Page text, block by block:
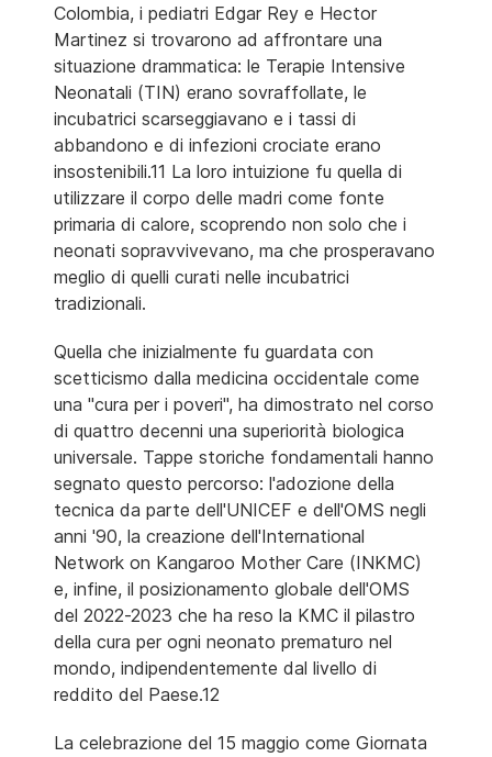
Colombia, i pediatri Edgar Rey e Hector
Martinez si trovarono ad affrontare una
situazione drammatica: le Terapie Intensive
Neonatali (TIN) erano sovraffollate, le
incubatrici scarseggiavano e i tassi di
abbandono e di infezioni crociate erano
insostenibili.11 La loro intuizione fu quella di
utilizzare il corpo delle madri come fonte
primaria di calore, scoprendo non solo che i
neonati sopravvivevano, ma che prosperavano
meglio di quelli curati nelle incubatrici
tradizionali.
Quella che inizialmente fu guardata con
scetticismo dalla medicina occidentale come
una "cura per i poveri", ha dimostrato nel corso
di quattro decenni una superiorità biologica
universale. Tappe storiche fondamentali hanno
segnato questo percorso: l'adozione della
tecnica da parte dell'UNICEF e dell'OMS negli
anni '90, la creazione dell'International
Network on Kangaroo Mother Care (INKMC)
e, infine, il posizionamento globale dell'OMS
del 2022-2023 che ha reso la KMC il pilastro
della cura per ogni neonato prematuro nel
mondo, indipendentemente dal livello di
reddito del Paese.12
La celebrazione del 15 maggio come Giornata